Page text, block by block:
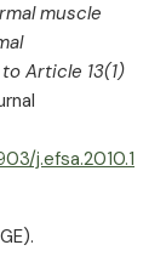
muscle
Article 13(1)
j.efsa.2010.1